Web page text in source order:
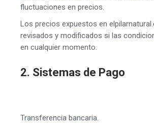
fluctuaciones en precios.
Los precios expuestos en
revisados y modificados si las
en cualquier momento.
2. Sistemas de Pago
Transferencia bancaria.